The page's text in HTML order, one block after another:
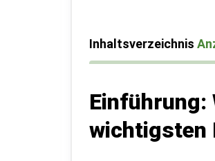
Inhaltsverzeichnis
Einführung:
wichtigsten